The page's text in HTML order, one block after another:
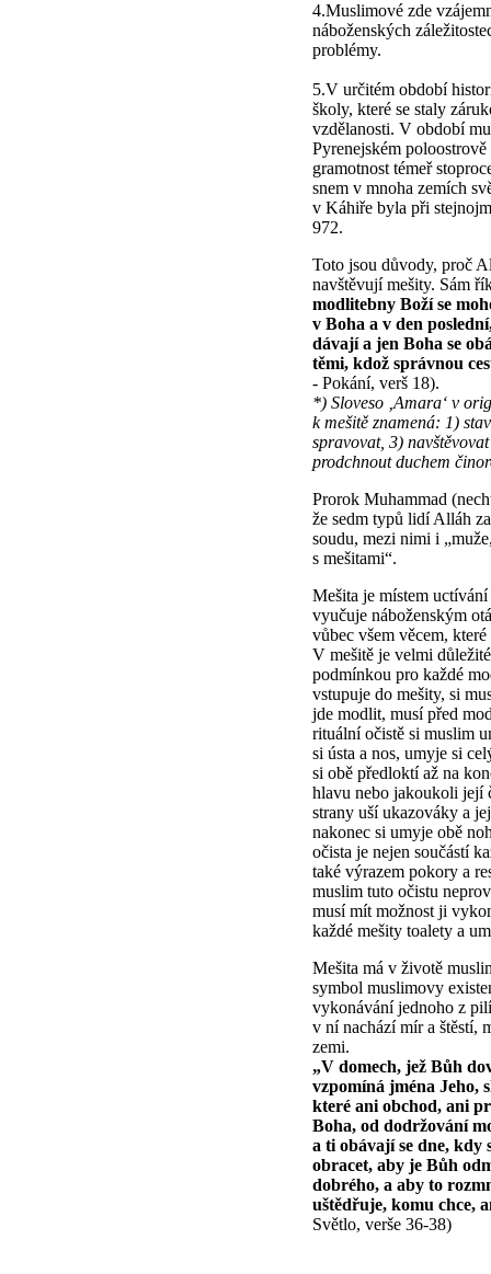
4.Muslimové zde
náboženských
problémy.
5.V určitém období
školy, které se staly
vzdělanosti. V období
Pyrenejském
gramotnost témeř
snem v mnoha zemích
v Káhiře byla při
972.
Toto jsou důvody, proč
navštěvují mešity. Sám
modlitebny Boží se
v Boha a v den
dávají a jen Boha se
těmi, kdož správnou
- Pokání, verš 18).
*) Sloveso ‚Amara‘ v
k mešitě znamená: 1)
spravovat, 3)
prodchnout duchem
Prorok Muhammad
že sedm typů lidí Alláh
soudu, mezi nimi i
s mešitami“.
Mešita je místem
vyučuje náboženským
vůbec všem věcem,
V mešitě je velmi
podmínkou pro každé
vstupuje do mešity, si
jde modlit, musí před
rituální očistě si muslim
si ústa a nos, umyje si
si obě předloktí až na
hlavu nebo jakoukoli její
strany uší ukazováky a
nakonec si umyje obě
očista je nejen součástí
také výrazem pokory a
muslim tuto očistu
musí mít možnost ji
každé mešity toalety a
Mešita má v životě
symbol muslimovy
vykonávání jednoho z
v ní nachází mír a štěstí,
zemi.
„V domech, jež Bůh
vzpomíná jména Jeho,
které ani obchod, ani
Boha, od dodržování
a ti obávají se dne, kdy
obracet, aby je Bůh
dobrého, a aby to
uštědřuje, komu chce,
Světlo, verše 36-38)